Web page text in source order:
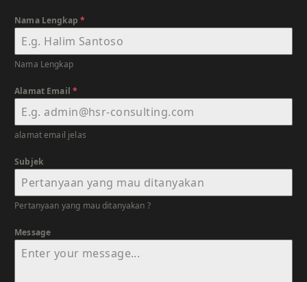
Nama Lengkap*
Nama Lengkap
Alamat Email*
alamat email jelas
Subjek
Pertanyaan yang mau ditanyakan ?
Message